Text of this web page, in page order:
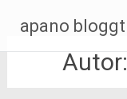
Inhalt
springen
apano bloggt
Autor: